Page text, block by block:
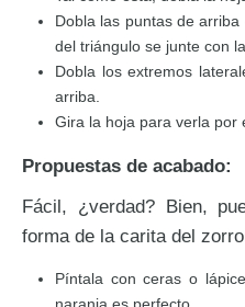
Dobla las puntas de
del triángulo se junte con
Dobla los extremos
arriba.
Gira la hoja para verla por
Propuestas de acabado:
Fácil, ¿verdad? Bien,
forma de la carita del
Píntala con ceras o